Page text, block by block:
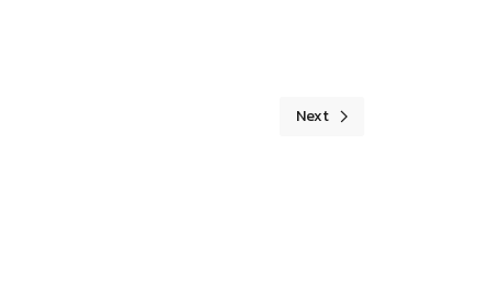
Next article: เล่มคำของบประ
Next